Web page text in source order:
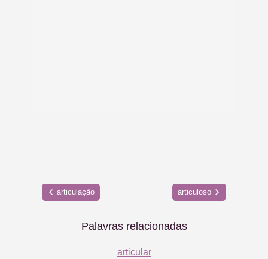
articulação articuloso
Palavras relacionadas
articular